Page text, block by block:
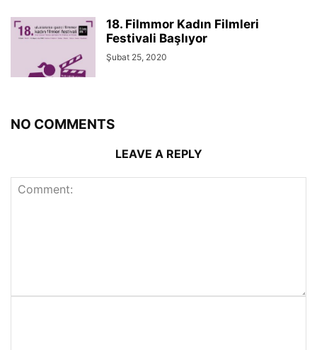
18. Filmmor Kadın Filmleri
Festivali Başlıyor
Şubat 25, 2020
NO COMMENTS
LEAVE A REPLY